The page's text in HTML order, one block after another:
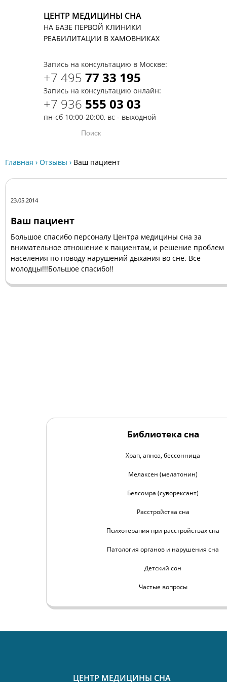
ЦЕНТР МЕДИЦИНЫ СНА
НА БАЗЕ ПЕРВОЙ КЛИНИКИ
РЕАБИЛИТАЦИИ В ХАМОВНИКАХ
Запись на консультацию в Москве:
+7 495 77 33 195
Запись на консультацию онлайн:
+7 936 555 03 03
пн-сб 10:00-20:00, вс - выходной
Главная › Отзывы › Ваш пациент
23.05.2014
Ваш пациент
Большое спасибо персоналу Центра медицины сна за
внимательное отношение к пациентам, и решение проблем
населения по поводу нарушений дыхания во сне. Все
молодцы!!!Большое спасибо!!
Библиотека сна
Храп, апноэ, бессонница
Мелаксен (мелатонин)
Белсомра (суворексант)
Расстройства сна
Психотерапия при расстройствах сна
Патология органов и нарушения сна
Детский сон
Частые вопросы
ЦЕНТР МЕДИЦИНЫ СНА